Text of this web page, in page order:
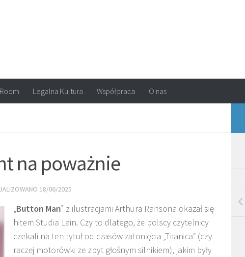
Legalna Kultura Współpraca O nas
na poważnie
18/06/2025
„Button Man” z ilustracjami Arthura Ransona okazał się
hitem Studia Lain. Czy to dlatego, że polscy czytelnicy
czekali na ten tytuł od czasów zatonięcia „Titanica” (czy
raczej motorówki ze zbyt głośnym silnikiem), jakim były